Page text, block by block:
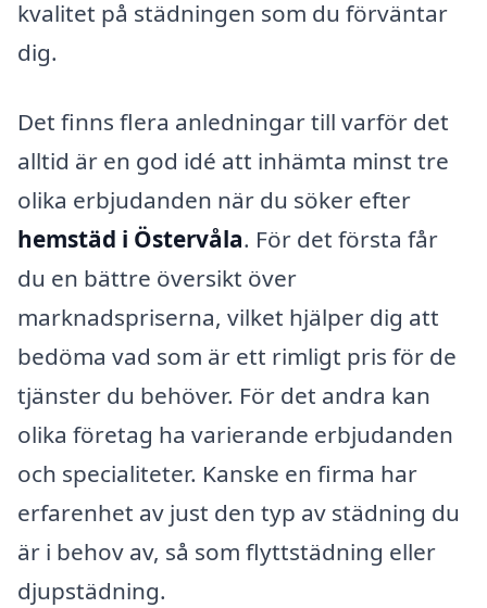
kvalitet på städningen som du förväntar
dig.
Det finns flera anledningar till varför det
alltid är en god idé att inhämta minst tre
olika erbjudanden när du söker efter
hemstäd i Östervåla. För det första får
du en bättre översikt över
marknadspriserna, vilket hjälper dig att
bedöma vad som är ett rimligt pris för de
tjänster du behöver. För det andra kan
olika företag ha varierande erbjudanden
och specialiteter. Kanske en firma har
erfarenhet av just den typ av städning du
är i behov av, så som flyttstädning eller
djupstädning.